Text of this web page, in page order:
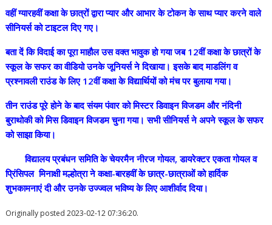
वहीं ग्यारहवीं कक्षा के छात्रों द्वारा प्यार और आभार के टोकन के साथ प्यार करने वाले
सीनियर्स को टाइटल दिए गए।
बता दें कि विदाई का पूरा माहौल उस वक्त भावुक हो गया जब 12वीं कक्षा के छात्रों के
स्कूल के सफर का वीडियो उनके जूनियर्स ने दिखाया। इसके बाद माडलिंग व
प्रश्नावली राउंड के लिए 12वीं कक्षा के विद्यार्थियों को मंच पर बुलाया गया।
तीन राउंड पूरे होने के बाद संयम पंवार को मिस्टर डिवाइन विजडम और नंदिनी
बुराथोकी को मिस डिवाइन विजडम चुना गया। सभी सीनियर्स ने अपने स्कूल के सफर
को साझा किया।
विद्यालय प्रबंधन समिति के चेयरमैन नीरज गोयल, डायरेक्टर एकता गोयल व
प्रिंसिपल मिनाक्षी मल्होत्रा ने कक्षा-बारहवीं के छात्र-छात्राओं को हार्दिक
शुभकामनाएं दी और उनके उज्ज्वल भविष्य के लिए आशीर्वाद दिया।
Originally posted 2023-02-12 07:36:20.